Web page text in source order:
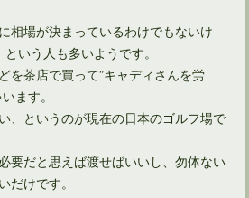
相場が決まっているわけでもないけ
いう人も多いようです。
を茶店で買って”キャディさんを労
ます。
、というのが現在の日本のゴルフ場で
要だと思えば渡せばいいし、勿体ない
だけです。